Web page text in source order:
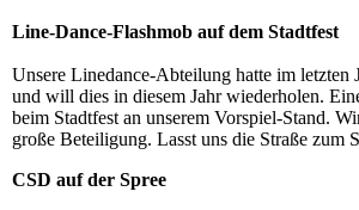
Line-Dance-Flashmob auf dem Stadtfest
Unsere Linedance-Abteilung hatte im letzten
und will dies in diesem Jahr wiederholen.
beim Stadtfest an unserem Vorspiel-Stand.
große Beteiligung. Lasst uns die Straße zum
CSD auf der Spree